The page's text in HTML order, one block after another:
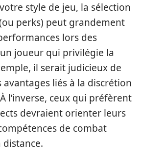
style de jeu, la sélection
perks) peut grandement
lors des
joueur qui privilégie la
il serait judicieux de
liés à la discrétion
l’inverse, ceux qui préfèrent
devraient orienter leurs
de combat